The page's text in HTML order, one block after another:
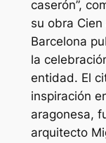
caserón”,
su obra
Barcelona
la
entidad. El
inspiración
aragonesa,
arquitecto